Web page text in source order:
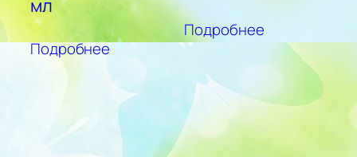
мл
Подробнее
Подробнее